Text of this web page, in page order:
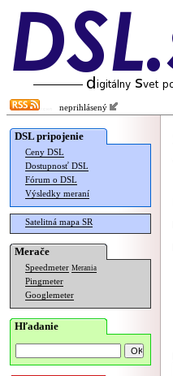
neprihlásený
DSL pripojenie
Ceny DSL
Dostupnosť DSL
Fórum o DSL
Výsledky meraní
Satelitná mapa SR
Merače
Speedmeter Merania
Pingmeter
Googlemeter
Hľadanie